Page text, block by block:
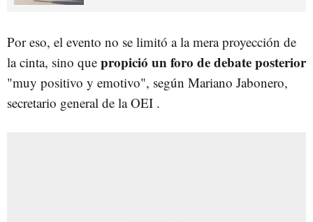
Por eso, el evento no se limitó a la mera proyección de
la cinta, sino que propició un foro de debate posterior
"muy positivo y emotivo", según Mariano Jabonero,
secretario general de la OEI .